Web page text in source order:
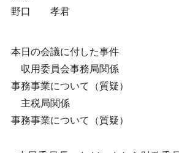
野口 孝君
本日の会議に付した事件
収用委員会事務局関係
事務事業について（質疑）
主税局関係
事務事業について（質疑）